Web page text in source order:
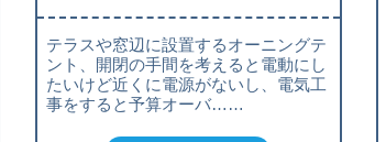
テラスや窓辺に設置するオーニングテ
ント、開閉の手間を考えると電動にし
たいけど近くに電源がないし、電気工
事をすると予算オーバ……